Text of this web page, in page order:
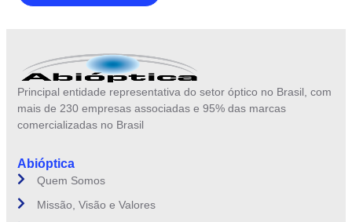
Principal entidade representativa do setor óptico no Brasil, com
mais de 230 empresas associadas e 95% das marcas
comercializadas no Brasil
Abióptica
Quem Somos
Missão, Visão e Valores